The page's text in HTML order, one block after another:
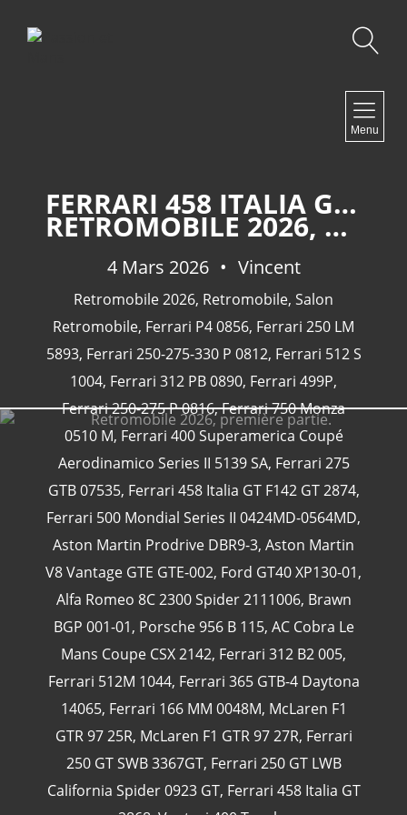
Menu
FERRARI 458 ITALIA GT F142 GT 2874
RETROMOBILE 2026, PREMIÈRE PARTIE.
4 Mars 2026 Vincent
Retromobile 2026, Retromobile, Salon
Retromobile, Ferrari P4 0856, Ferrari 250 LM
5893, Ferrari 250-275-330 P 0812, Ferrari 512 S
1004, Ferrari 312 PB 0890, Ferrari 499P,
Ferrari 250-275 P 0816,Ferrari 750 Monza
0510 M, Ferrari 400 Superamerica Coupé
Aerodinamico Series II 5139 SA, Ferrari 275
GTB 07535, Ferrari 458 Italia GT F142 GT 2874,
Ferrari 500 Mondial Series II 0424MD-0564MD,
Aston Martin Prodrive DBR9-3, Aston Martin
V8 Vantage GTE GTE-002, Ford GT40 XP130-01,
Alfa Romeo 8C 2300 Spider 2111006, Brawn
BGP 001-01, Porsche 956 B 115, AC Cobra Le
Mans Coupe CSX 2142, Ferrari 312 B2 005,
Ferrari 512M 1044, Ferrari 365 GTB-4 Daytona
14065, Ferrari 166 MM 0048M, McLaren F1
GTR 97 25R, McLaren F1 GTR 97 27R, Ferrari
250 GT SWB 3367GT, Ferrari 250 GT LWB
California Spider 0923 GT, Ferrari 458 Italia GT
NEWSLETTER
CATÉGORIES
24 Heures Du Mans 1963